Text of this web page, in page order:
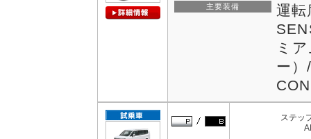
主要装備
運
ミ
ー
ステッ